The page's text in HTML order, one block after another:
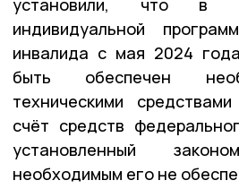
установили, что в
индивидуальной
инвалида с мая 2024
быть обеспечен
техническими
счёт средств
установленный
необходимым его не